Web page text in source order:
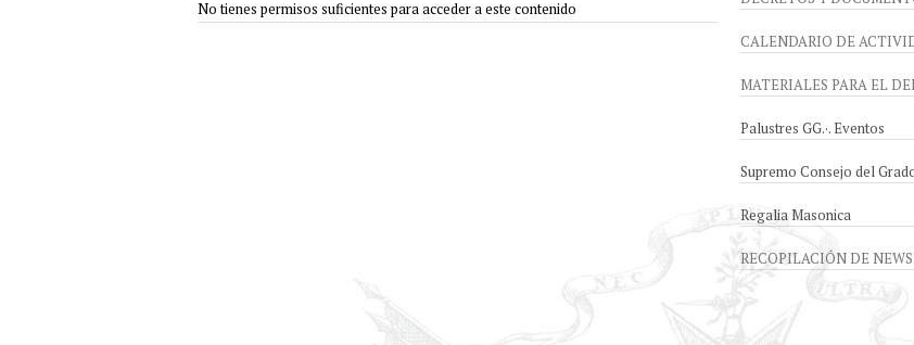
No tienes permisos suficientes para acceder a este contenido
CALENDARIO DE
MATERIALES PARA EL
Palustres GG.·. Eventos
Supremo Consejo del
Regalia Masonica
RECOPILACIÓN DE